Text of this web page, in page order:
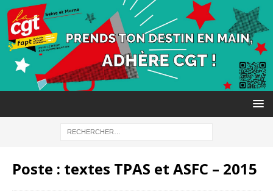
Poste : textes TPAS et ASFC – 2015